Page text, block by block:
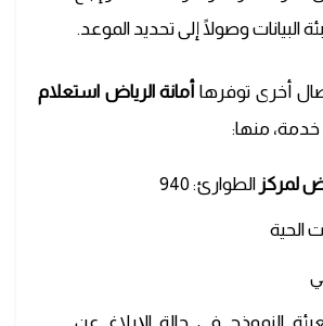
البيانات وصولًا إلى تحديد الموعد.
أخرى توفرها أمانة الرياض استعلام
منها:
لمركز الطوارئ: 940
الحية